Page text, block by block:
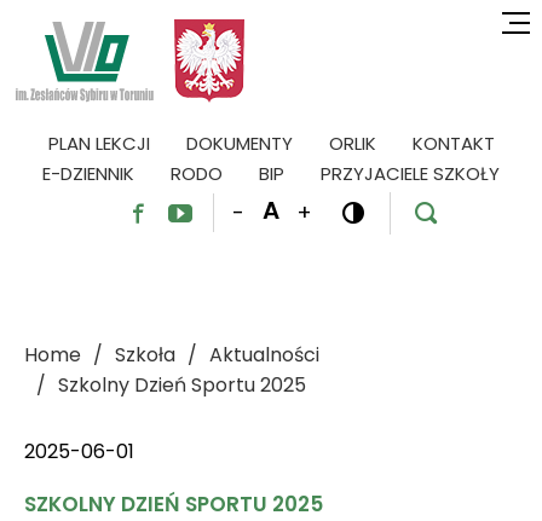
PLAN LEKCJI DOKUMENTY ORLIK
KONTAKT
E-DZIENNIK
RODO BIP PRZYJACIELE SZKOŁY
  - A +  
Home Szkoła
Aktualności
Szkolny Dzień Sportu 2025
2025-06-01
SZKOLNY DZIEŃ SPORTU 2025